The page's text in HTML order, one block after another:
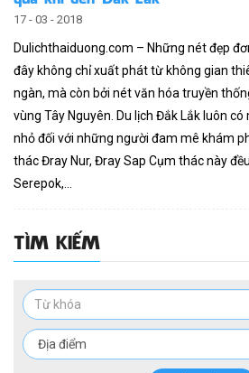
17 - 03 - 2018
Dulichthaiduong.com – Những nét đẹp
đây không chỉ xuất phát từ không gian
ngàn, mà còn bởi nét văn hóa truyền
vùng Tây Nguyên. Du lịch Đắk Lắk luôn
nhỏ đối với những người đam mê khám
thác Đray Nur, Đray Sap Cụm thác này
Serepok,...
TÌM KIẾM